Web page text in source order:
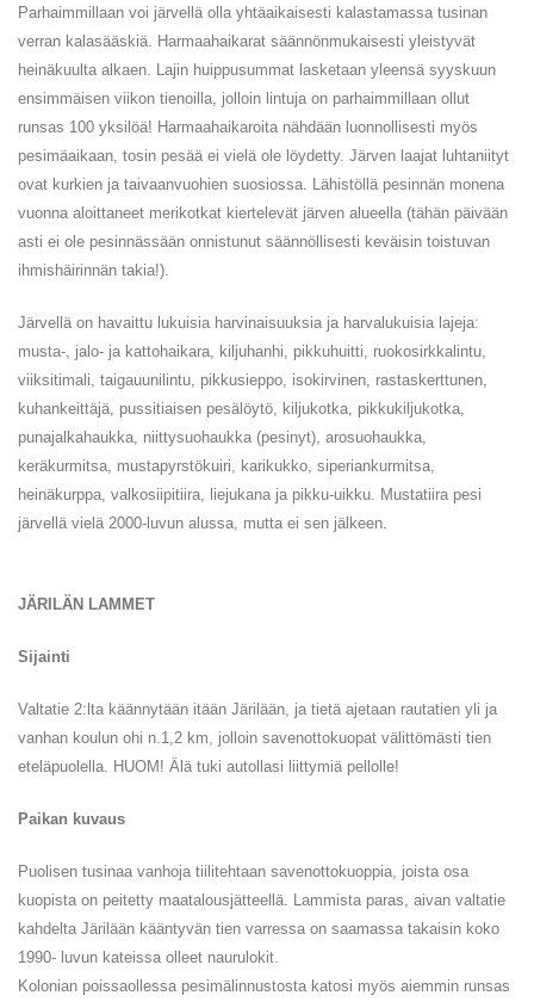
Parhaimmillaan voi järvellä olla yhtäaikaisesti kalastamassa tusinan
verran kalasääskiä. Harmaahaikarat säännönmukaisesti yleistyvät
heinäkuulta alkaen. Lajin huippusummat lasketaan yleensä syyskuun
ensimmäisen viikon tienoilla, jolloin lintuja on parhaimmillaan ollut
runsas 100 yksilöä! Harmaahaikaroita nähdään luonnollisesti myös
pesimäaikaan, tosin pesää ei vielä ole löydetty. Järven laajat luhtaniityt
ovat kurkien ja taivaanvuohien suosiossa. Lähistöllä pesinnän monena
vuonna aloittaneet merikotkat kiertelevät järven alueella (tähän päivään
asti ei ole pesinnässään onnistunut säännöllisesti keväisin toistuvan
ihmishäirinnän takia!).
Järvellä on havaittu lukuisia harvinaisuuksia ja harvalukuisia lajeja:
musta-, jalo- ja kattohaikara, kiljuhanhi, pikkuhuitti, ruokosirkkalintu,
viiksitimali, taigauunilintu, pikkusieppo, isokirvinen, rastaskerttunen,
kuhankeittäjä, pussitiaisen pesälöytö, kiljukotka, pikkukiljukotka,
punajalkahaukka, niittysuohaukka (pesinyt), arosuohaukka,
keräkurmitsa, mustapyrstökuiri, karikukko, siperiankurmitsa,
heinäkurppa, valkosiipitiira, liejukana ja pikku-uikku. Mustatiira pesi
järvellä vielä 2000-luvun alussa, mutta ei sen jälkeen.
JÄRILÄN LAMMET
Sijainti
Valtatie 2:lta käännytään itään Järilään, ja tietä ajetaan rautatien yli ja
vanhan koulun ohi n.1,2 km, jolloin savenottokuopat välittömästi tien
eteläpuolella. HUOM! Älä tuki autollasi liittymiä pellolle!
Paikan kuvaus
Puolisen tusinaa vanhoja tiilitehtaan savenottokuoppia, joista osa
kuopista on peitetty maatalousjätteellä. Lammista paras, aivan valtatie
kahdelta Järilään kääntyvän tien varressa on saamassa takaisin koko
1990- luvun kateissa olleet naurulokit.
Kolonian poissaollessa pesimälinnustosta katosi myös aiemmin runsas